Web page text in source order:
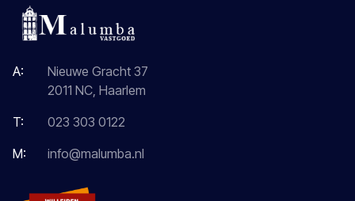
A:
Nieuwe Gracht 37
2011 NC, Haarlem
T:
023 303 0122
M:
info@malumba.nl